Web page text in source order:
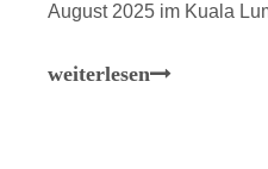
August 2025 im Kuala
Unternehmen im globalen
weiterlesen